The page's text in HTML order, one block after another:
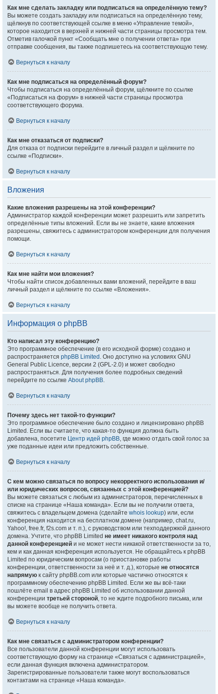
Как мне сделать закладку или подписаться на определённую тему?
Вы можете создать закладку или подписаться на определённую тему,
щёлкнув по соответствующей ссылке в меню «Управление темой»,
которое находится в верхней и нижней части страницы просмотра тем.
Отметив галочкой пункт «Сообщать мне о получении ответа» при
отправке сообщения, вы также подпишетесь на соответствующую тему.
Вернуться к началу
Как мне подписаться на определённый форум?
Чтобы подписаться на определённый форум, щёлкните по ссылке
«Подписаться на форум» в нижней части страницы просмотра
соответствующего форума.
Вернуться к началу
Как мне отказаться от подписки?
Для отказа от подписки перейдите в личный раздел и щёлкните по
ссылке «Подписки».
Вернуться к началу
Вложения
Какие вложения разрешены на этой конференции?
Администратор каждой конференции может разрешить или запретить
определённые типы вложений. Если вы не знаете, какие вложения
разрешены, свяжитесь с администратором конференции для получения
помощи.
Вернуться к началу
Как мне найти мои вложения?
Чтобы найти список добавленных вами вложений, перейдите в ваш
личный раздел и щёлкните по ссылке «Вложения».
Вернуться к началу
Информация о phpBB
Кто написал эту конференцию?
Это программное обеспечение (в его исходной форме) создано и
распространяется phpBB Limited . Оно доступно на условиях GNU
General Public Licence, версии 2 (GPL-2.0) и может свободно
распространяться. Для получения более подробных сведений
перейдите по ссылке About phpBB.
Вернуться к началу
Почему здесь нет такой-то функции?
Это программное обеспечение было создано и лицензировано phpBB
Limited. Если вы считаете, что какая-то функция должна быть
добавлена, посетите Центр идей phpBB, где можно отдать свой голос за
уже поданные идеи или предложить собственные.
Вернуться к началу
С кем можно связаться по вопросу некорректного использования и/
или юридических вопросов, связанных с этой конференцией?
Вы можете связаться с любым из администраторов, перечисленных в
списке на странице «Наша команда». Если вы не получили ответа,
свяжитесь с владельцем домена (сделайте whois lookup) или, если
конференция находится на бесплатном домене (например, chat.ru,
Yahoo!, free.fr, f2s.com и т. п.), с руководством или техподдержкой данного
домена. Учтите, что phpBB Limited не имеет никакого контроля над
данной конференцией и не может нести никакой ответственности за то,
кем и как данная конференция используется. Не обращайтесь к phpBB
Limited по юридическим вопросам (о приостановке работы
конференции, ответственности за неё и т. д.), которые не относятся
напрямую к сайту phpBB.com или которые частично относятся к
программному обеспечению phpBB Limited. Если же вы всё-таки
пошлёте email в адрес phpBB Limited об использовании данной
конференции третьей стороной, то не ждите подробного письма, или
вы можете вообще не получить ответа.
Вернуться к началу
Как мне связаться с администратором конференции?
Все пользователи данной конференции могут использовать
соответствующую форму на странице «Связаться с администрацией»,
если данная функция включена администратором.
Зарегистрированные пользователи также могут воспользоваться
контактами на странице «Наша команда».